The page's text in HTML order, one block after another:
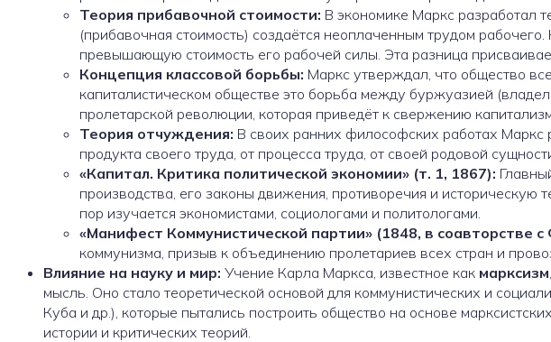
Теория прибавочной стоимости: В экономике Маркс разработал
(прибавочная стоимость) создаётся неоплаченным трудом
превышающую стоимость его рабочей силы. Эта разница
Концепция классовой борьбы: Маркс утверждал, что общество
капиталистическом обществе это борьба между буржуазией
пролетарской революции, которая приведёт к свержению
Теория отчуждения: В своих ранних философских работах Маркс
продукта своего труда, от процесса труда, от своей родовой
«Капитал. Критика политической экономии» (т. 1, 1867):
производства, его законы движения, противоречия и
пор изучается экономистами, социологами и политологами.
«Манифест Коммунистической партии» (1848, в соавторстве с
коммунизма, призыв к объединению пролетариев всех стран и
Влияние на науку и мир: Учение Карла Маркса, известное как марксизм
мысль. Оно стало теоретической основой для коммунистических и
Куба и др.), которые пытались построить общество на основе
истории и критических теорий.